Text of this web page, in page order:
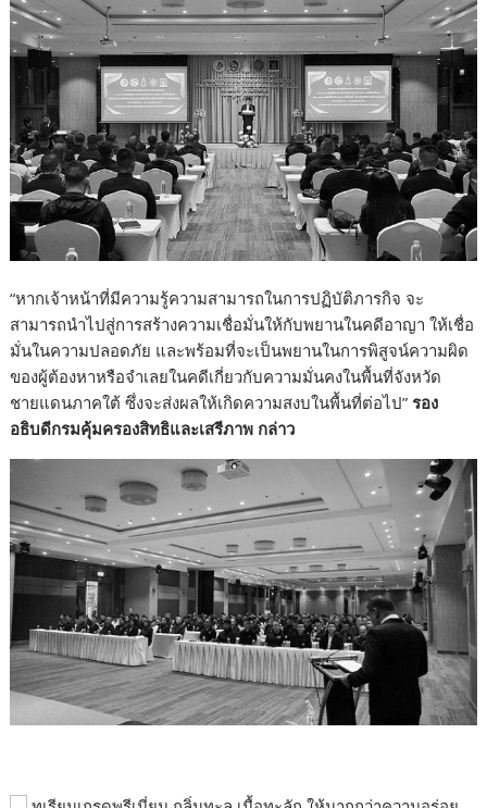
“หากเจ้าหน้าที่มีความรู้ความสามารถในการปฏิบัติภารกิจ จะ
สามารถนำไปสู่การสร้างความเชื่อมั่นให้กับพยานในคดีอาญา ให้เชื่อ
มั่นในความปลอดภัย และพร้อมที่จะเป็นพยานในการพิสูจน์ความผิด
ของผู้ต้องหาหรือจำเลยในคดีเกี่ยวกับความมั่นคงในพื้นที่จังหวัด
ชายแดนภาคใต้ ซึ่งจะส่งผลให้เกิดความสงบในพื้นที่ต่อไป”รอง
อธิบดีกรมคุ้มครองสิทธิและเสรีภาพ กล่าว